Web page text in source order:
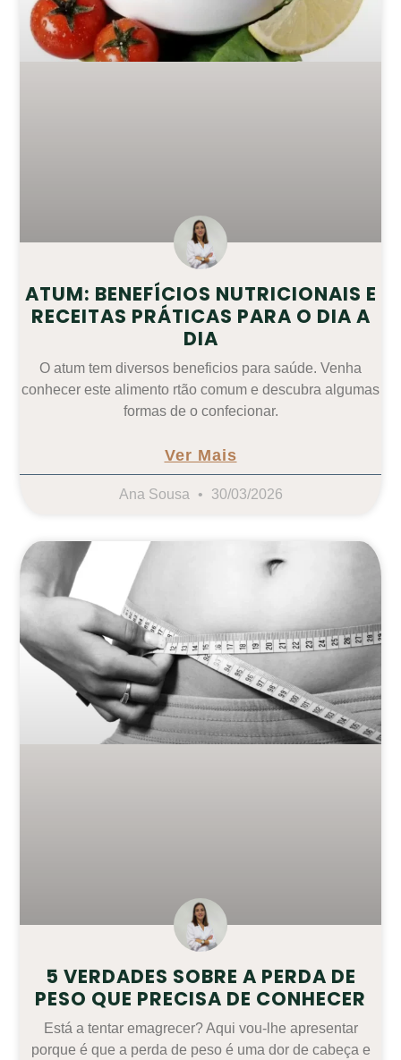
ATUM: BENEFÍCIOS NUTRICIONAIS E
RECEITAS PRÁTICAS PARA O DIA A
DIA
O atum tem diversos beneficios para saúde. Venha
conhecer este alimento rtão comum e descubra algumas
formas de o confecionar.
Ver Mais
Ana Sousa 30/03/2026
5 VERDADES SOBRE A PERDA DE
PESO QUE PRECISA DE CONHECER
Está a tentar emagrecer? Aqui vou-lhe apresentar
porque é que a perda de peso é uma dor de cabeça e